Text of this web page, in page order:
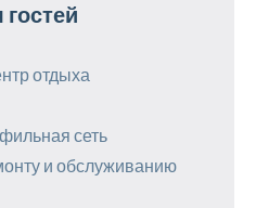
отдыха
сеть
и обслуживанию